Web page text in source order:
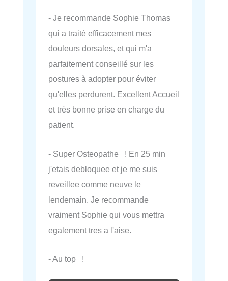
- Je recommande Sophie Thomas
qui a traité efficacement mes
douleurs dorsales, et qui m'a
parfaitement conseillé sur les
postures à adopter pour éviter
qu'elles perdurent. Excellent Accueil
et très bonne prise en charge du
patient.
- Super Osteopathe ! En 25 min
j'etais debloquee et je me suis
reveillee comme neuve le
lendemain. Je recommande
vraiment Sophie qui vous mettra
egalement tres a l'aise.
- Au top !